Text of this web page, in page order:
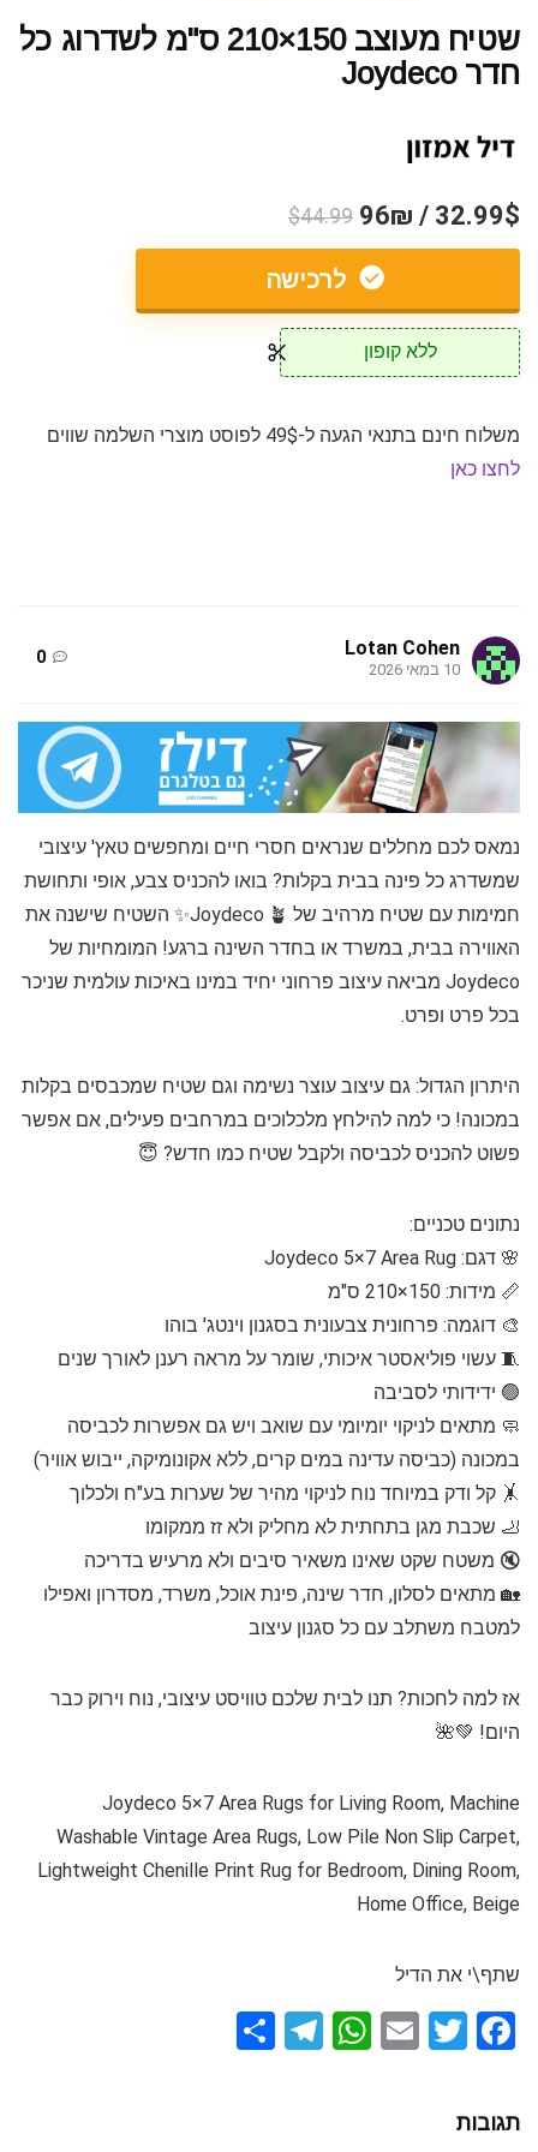
שטיח מעוצב 150×210 ס"מ לשדרוג כל
חדר Joydeco
32.99$ / 96₪
$44.99
לרכישה
ללא קופון
משלוח חינם בתנאי הגעה ל-49$ לפוסט מוצרי השלמה שווים
לחצו כאן
Lotan Cohen
10 במאי 2026
0
נמאס לכם מחללים שנראים חסרי חיים ומחפשים טאץ' עיצובי
שמשדרג כל פינה בבית בקלות? בואו להכניס צבע, אופי ותחושת
חמימות עם שטיח מרהיב של Joydeco 🪴✨ השטיח שישנה את
האווירה בבית, במשרד או בחדר השינה ברגע! המומחיות של
Joydeco מביאה עיצוב פרחוני יחיד במינו באיכות עולמית שניכר
בכל פרט ופרט.
היתרון הגדול: גם עיצוב עוצר נשימה וגם שטיח שמכבסים בקלות
במכונה! כי למה להילחץ מלכלוכים במרחבים פעילים, אם אפשר
פשוט להכניס לכביסה ולקבל שטיח כמו חדש? 😇
נתונים טכניים:
🌸 דגם: Joydeco 5×7 Area Rug
📏 מידות: 150×210 ס"מ
🎨 דוגמה: פרחונית צבעונית בסגנון וינטג' בוהו
🧵 עשוי פוליאסטר איכותי, שומר על מראה רענן לאורך שנים
🟢 ידידותי לסביבה
🧼 מתאים לניקוי יומיומי עם שואב ויש גם אפשרות לכביסה
במכונה (כביסה עדינה במים קרים, ללא אקונומיקה, ייבוש אוויר)
🤸 קל ודק במיוחד נוח לניקוי מהיר של שערות בע"ח ולכלוך
🦶 שכבת מגן בתחתית לא מחליק ולא זז ממקומו
🔇 משטח שקט שאינו משאיר סיבים ולא מרעיש בדריכה
🏡 מתאים לסלון, חדר שינה, פינת אוכל, משרד, מסדרון ואפילו
למטבח משתלב עם כל סגנון עיצוב
אז למה לחכות? תנו לבית שלכם טוויסט עיצובי, נוח וירוק כבר
היום! 💚🌺
Joydeco 5×7 Area Rugs for Living Room, Machine
Washable Vintage Area Rugs, Low Pile Non Slip Carpet,
Lightweight Chenille Print Rug for Bedroom, Dining Room,
Home Office, Beige
שתף\י את הדיל
F
ce
T
E
W
T
תגובות